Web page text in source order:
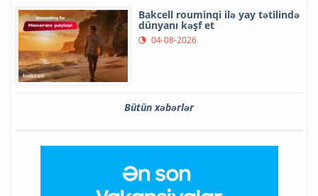
Bakcell rouminqi ilə yay tətilində
dünyanı kəşf et
04-08-2026
Bütün xəbərlər